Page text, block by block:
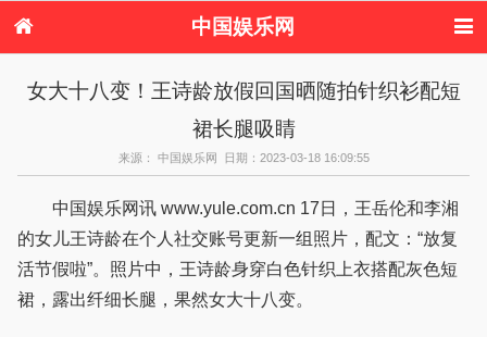
中国娱乐网
电视剧
演唱会 综艺节目
偶像活动
女大十八变！王诗龄放假回国晒随拍针织衫配短
裙长腿吸睛
来源： 中国娱乐网 日期：2023-03-18 16:09:55
中国娱乐网讯 www.yule.com.cn 17日，王岳伦和李湘
的女儿王诗龄在个人社交账号更新一组照片，配文：“放复
活节假啦”。照片中，王诗龄身穿白色针织上衣搭配灰色短
裙，露出纤细长腿，果然女大十八变。